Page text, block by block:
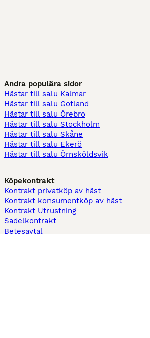
Andra populära sidor
Hästar till salu Kalmar
Hästar till salu Gotland
Hästar till salu Örebro
Hästar till salu Stockholm
Hästar till salu Skåne
Hästar till salu Ekerö
Hästar till salu Örnsköldsvik
Köpekontrakt
Kontrakt privatköp av häst
Kontrakt konsumentköp av häst
Kontrakt Utrustning
Sadelkontrakt
Betesavtal